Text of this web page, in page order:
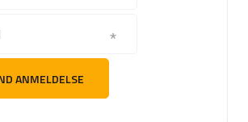
ANMELDELSE